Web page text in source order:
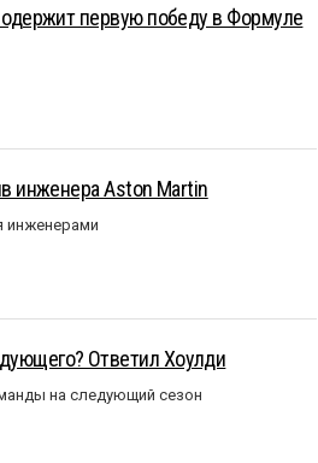
первую победу в Формуле
инженера Aston Martin
инженерами
Ответил Хоулди
на следующий сезон